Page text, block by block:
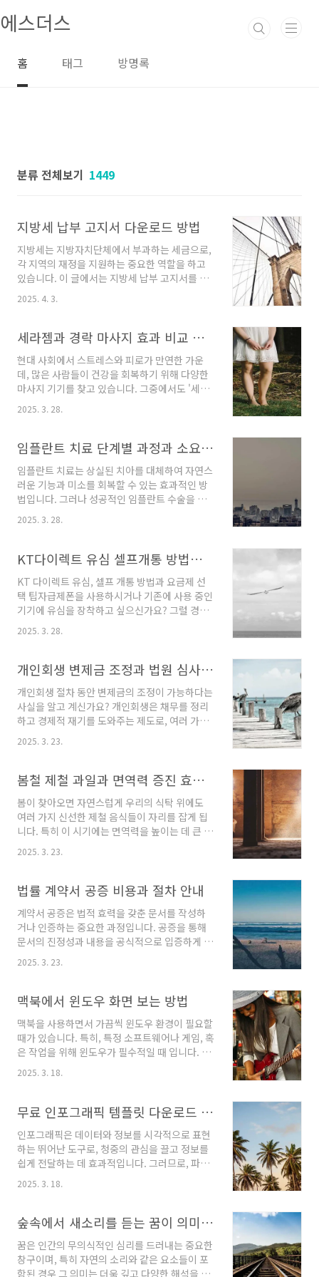
에스더스
홈 태그 방명록
분류 전체보기 1449
지방세 납부 고지서 다운로드 방법
지방세는 지방자치단체에서 부과하는 세금으로,
각 지역의 재정을 지원하는 중요한 역할을 하고
있습니다. 이 글에서는 지방세 납부 고지서를 다
운로드하는 방법과 여러 납부 방법에 대해 안내
드리겠습니다.지방세 납부 고지서 다운로드 방법
게 온라인으로 진행할 수 있습니다. 그 방법은 다
세금을 납부하셔야 하는 경우, 서울시 홈택스 홈
페이지에 접속하세요.메인 화면에서 '세금 고지
서 조회 및 납부' 메뉴를 찾아 클릭합니다.거주하
는 지역의 세목과 관련된 정보를 입력한 후, 필요
저장할 수 있습니다.이 외에도 지방세 고지서는
각 지방자치단체의 세..
2025. 4. 3.
세라젬과 경락 마사지 효과 비교 분석
현대 사회에서 스트레스와 피로가 만연한 가운
데, 많은 사람들이 건강을 회복하기 위해 다양한
마사지 기기를 찾고 있습니다. 그중에서도 '세라
젬'과 '경락 마사지'는 각각 독특한 특징을 갖고
있으며, 많은 이들이 두 가지 중 어떤 것을 선택해
세라젬과 경락 마사지의 효과를 비교 분석하고,
아보도록 하겠습니다.세라젬의 특징과 효과세라
젬은 침대형 안마기로, 주로 척추 건강과 근육 이
완을 돕는 기기로 알려져 있습니다. 이 제품은 롤
러가 척추를 따라 이동하며 특정 부위를 정밀하
큰 장점은 다양한 마사지 강도와 모드를 제공하
여 개인의..
2025. 3. 28.
임플란트 치료 단계별 과정과 소요 시간 안내
임플란트 치료는 상실된 치아를 대체하여 자연스
러운 기능과 미소를 회복할 수 있는 효과적인 방
법입니다. 그러나 성공적인 임플란트 수술을 위
해서는 몇 가지 단계가 필요하며, 각 단계마다 적
절한 주의와 관리가 요구됩니다. 이번 글에서는
단계별로 안내해 드리겠습니다.임플란트 치료 과
정임플란트 치료는 크게 5단계로 나누어집니다.
각각의 단계는 환자의 구강 상태와 필요에 따라
시간이 달라질 수 있으며, 각 과정에서 주의해야
할 사항들이 있습니다.1단계: 초기 상담 및 진단
첫 번째 단계는 환자가 치과를 방문하여 전문 의
필요에 따라 CT 촬영이나 X-ray를 통해 보다 정
밀한 ..
2025. 3. 28.
KT다이렉트 유심 셀프개통 방법과 요금제 선택 팁
KT 다이렉트 유심, 셀프 개통 방법과 요금제 선
택 팁자급제폰을 사용하시거나 기존에 사용 중인
기기에 유심을 장착하고 싶으신가요? 그럴 경우
습니다. 간편하고 빠른 개통 과정을 통해 원하시
이 온라인으로 모든 절차를 처리할 수 있습니다.
이번 글에서는 KT 다이렉트 유심의 특징과 개통
방법, 요금제 선택 팁을 상세히 소개하겠습니
다.KT 다이렉트 유심이란?KT 다이렉트 유심은
자급제 폰이나 기존에 사용하던 스마트폰에 장착
하여 사용할 수 있는 유심 카드입니다. 이 유심은
쉽게 개통할 수 있는 장점이 있습니다. 특히, 시간
과..
2025. 3. 28.
개인회생 변제금 조정과 법원 심사 과정
개인회생 절차 동안 변제금의 조정이 가능하다는
사실을 알고 계신가요? 개인회생은 채무를 정리
하고 경제적 재기를 도와주는 제도로, 여러 가지
블로그 포스트에서는 변제금 조정이 이루어질 수
히 알아보도록 하겠습니다.변제금 조정이 가능한
상황개인회생 중에 변제금이 조정될 수 있는 사
유는 여러 가지가 있습니다. 우선, 다음과 같은 경
우에 변제금 조정을 요청할 수 있습니다.가족 구
성원의 변화: 부양 가족이 추가되거나 변화가 생
기면 생계비 기준이 변경되어 변제금이 줄어들
제출하면 변제금 조정을 요청할 수 있습니다.건
강 문제로 인..
2025. 3. 23.
봄철 제철 과일과 면역력 증진 효과 분석
봄이 찾아오면 자연스럽게 우리의 식탁 위에도
여러 가지 신선한 제철 음식들이 자리를 잡게 됩
니다. 특히 이 시기에는 면역력을 높이는 데 큰 도
움을 주는 다양한 과일들이 등장합니다. 건강을
유지하고 향상시키기 위한 봄철 제철 과일의 영
철 과일의 중요성봄철에는 면역력 증진에 효과적
철 음식들은 자연의 최적의 성장 환경에서 자라
기 때문에 영양가가 매우 높습니다. 특히 비타민
C와 식이섬유가 풍부한 과일은 피로 회복과 면역
력 강화에 효과적입니다.비타민 C가 풍부한 과일
에서는 딸기가 그 대표적인 예입니다. 딸기는 특
히 면역력 증진에 ..
2025. 3. 23.
법률 계약서 공증 비용과 절차 안내
계약서 공증은 법적 효력을 갖춘 문서를 작성하
거나 인증하는 중요한 과정입니다. 공증을 통해
문서의 진정성과 내용을 공식적으로 입증하게 되
며, 이러한 절차는 법적 분쟁을 예방하는 데 도움
을 줍니다. 이번 글에서는 계약서 공증의 필요성
다.공증의 필요성공증은 법적 문서의 신뢰성을
데 핵심적인 역할을 합니다. 특히, 계약서나 합의
서와 같은 중요한 문서에 공증을 받으면, 해당 문
서가 법원에서도 유력한 증거로 인정받을 수 있
습니다.공증을 통해 다음과 같은 이점을 얻을 수
거력: 공증된 문서는 법률적인 효력을 갖추어, 필
요 시 증거로..
2025. 3. 23.
맥북에서 윈도우 화면 보는 방법
맥북을 사용하면서 가끔씩 윈도우 환경이 필요할
때가 있습니다. 특히, 특정 소프트웨어나 게임, 혹
은 작업을 위해 윈도우가 필수적일 때 입니다. 그
러므로 이번 포스트에서는 맥북에서 윈도우 화면
을 쉽게 활용하는 방법을 소개하겠습니다.맥북에
는 방법에는 여러 가지가 있지만, 일반적으로 가
장 많이 사용되는 방법은 부트캠프(Boot
Camp)와 가상 머신 소프트웨어를 사용하는 것
입니다. 부트캠프를 통해 윈도우를 설치하면, 맥
북에서 직접 윈도우를 부팅해 사용할 수 있습니
다. 그러나 Apple Silicon 기반의 맥북에서는 부
치부트캠프를 사용하는 방법은 다음과 같습니다.
우선, mac..
2025. 3. 18.
무료 인포그래픽 템플릿 다운로드 사이트
인포그래픽은 데이터와 정보를 시각적으로 표현
하는 뛰어난 도구로, 청중의 관심을 끌고 정보를
쉽게 전달하는 데 효과적입니다. 그러므로, 파워
인포그래픽 템플릿의 필요성이 점점 더 커지고
매력적이고 이해하기 쉽게 만들어 줍니다. 오늘
은 이러한 무료 인포그래픽 템플릿을 다운로드할
수 있는 여러 사이트에 대해 알아보겠습니다.무
료 인포그래픽 템플릿을 제공하는 사이트인포그
2025. 3. 18.
숲속에서 새소리를 듣는 꿈이 의미하는 해몽
꿈은 인간의 무의식적인 심리를 드러내는 중요한
창구이며, 특히 자연의 소리와 같은 요소들이 포
함된 경우 그 의미는 더욱 깊고 다양한 해석을 지